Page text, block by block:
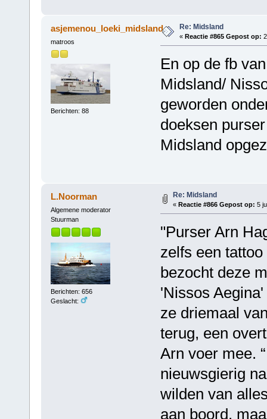
asjemenou_loeki_midsland
matroos
Berichten: 88
Re: Midsland
« Reactie #865 Gepost op:
En op de fb
Midsland/
geworden
doeksen
Midsland
L.Noorman
Algemene moderator
Stuurman
Berichten: 656
Geslacht:
Re: Midsland
« Reactie #866 Gepost op: 5
"Purser Arn
zelfs een
bezocht deze
'Nissos
ze driemaal
terug, een
Arn voer mee.
nieuwsgierig
wilden van
aan boord,